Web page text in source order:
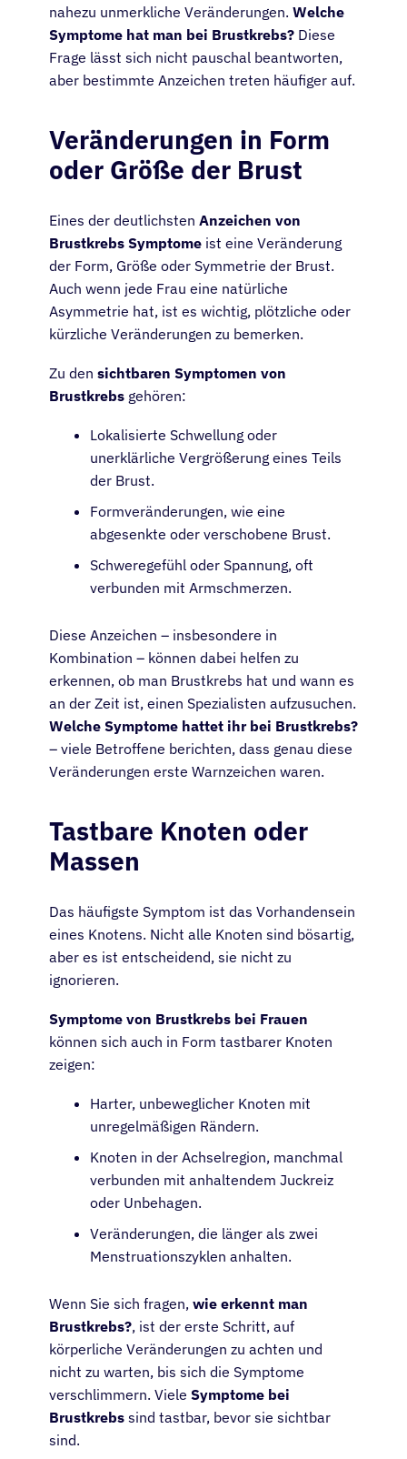
nahezu unmerkliche Veränderungen. Welche
Symptome hat man bei Brustkrebs? Diese
Frage lässt sich nicht pauschal beantworten,
aber bestimmte Anzeichen treten häufiger auf.
Veränderungen in Form
oder Größe der Brust
Eines der deutlichsten Anzeichen von
Brustkrebs Symptome ist eine Veränderung
der Form, Größe oder Symmetrie der Brust.
Auch wenn jede Frau eine natürliche
Asymmetrie hat, ist es wichtig, plötzliche oder
kürzliche Veränderungen zu bemerken.
Zu den sichtbaren Symptomen von
Brustkrebs gehören:
Lokalisierte Schwellung oder
unerklärliche Vergrößerung eines Teils
der Brust.
Formveränderungen, wie eine
abgesenkte oder verschobene Brust.
Schweregefühl oder Spannung, oft
verbunden mit Armschmerzen.
Diese Anzeichen – insbesondere in
Kombination – können dabei helfen zu
erkennen, ob man Brustkrebs hat und wann es
an der Zeit ist, einen Spezialisten aufzusuchen.
Welche Symptome hattet ihr bei Brustkrebs?
– viele Betroffene berichten, dass genau diese
Veränderungen erste Warnzeichen waren.
Tastbare Knoten oder
Massen
Das häufigste Symptom ist das Vorhandensein
eines Knotens. Nicht alle Knoten sind bösartig,
aber es ist entscheidend, sie nicht zu
ignorieren.
Symptome von Brustkrebs bei Frauen
können sich auch in Form tastbarer Knoten
zeigen:
Harter, unbeweglicher Knoten mit
unregelmäßigen Rändern.
Knoten in der Achselregion, manchmal
verbunden mit anhaltendem Juckreiz
oder Unbehagen.
Veränderungen, die länger als zwei
Menstruationszyklen anhalten.
Wenn Sie sich fragen, wie erkennt man
Brustkrebs?, ist der erste Schritt, auf
körperliche Veränderungen zu achten und
nicht zu warten, bis sich die Symptome
verschlimmern. Viele Symptome bei
Brustkrebs sind tastbar, bevor sie sichtbar
sind.